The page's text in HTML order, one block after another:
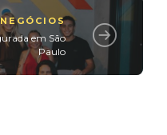
NEGÓCIOS
em São
Paulo